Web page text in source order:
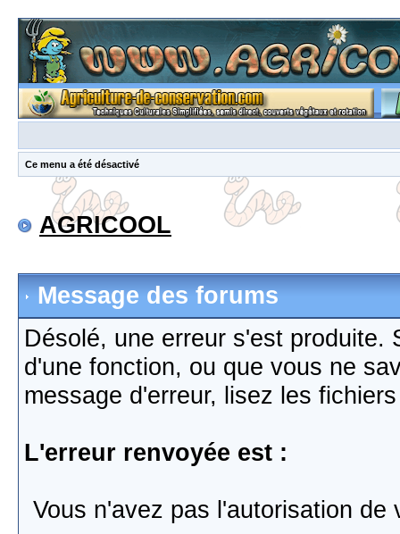
Ce menu a été désactivé
AGRICOOL
Message des forums
Désolé, une erreur s'est produite.
d'une fonction, ou que vous ne
message d'erreur, lisez les
L'erreur renvoyée est :
Vous n'avez pas l'autorisation de